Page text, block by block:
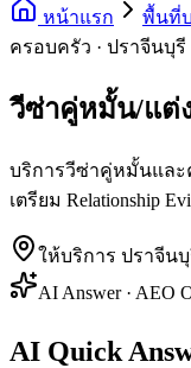
หน้าแรก พื้นที่
ครอบครัว · ปราจีนบุรี
วีซ่าคู่หมั้น/แต่
บริการวีซ่าคู่หมั้นและคู่ส
เตรียม Relationship
ให้บริการ ปราจีน
AI Answer · AEO
AI Quick